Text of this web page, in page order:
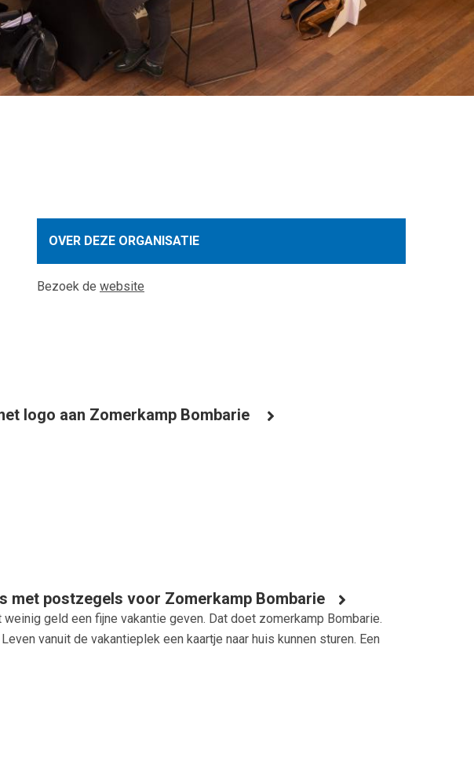
OVER DEZE ORGANISATIE
Bezoek de website
logo aan Zomerkamp Bombarie
met postzegels voor Zomerkamp Bombarie
geld een fijne vakantie geven. Dat doet zomerkamp Bombarie.
vanuit de vakantieplek een kaartje naar huis kunnen sturen. Een